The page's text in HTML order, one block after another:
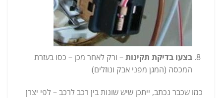
בצעו בדיקת תקינות– ורק לאחר מכן – כסו בעזרת
המכסה (המגן מפני אבק ונוזלים)
כמו שכבר נכתב, ייתכן שיש שונות בין רכב לרכב – לפי יצרן